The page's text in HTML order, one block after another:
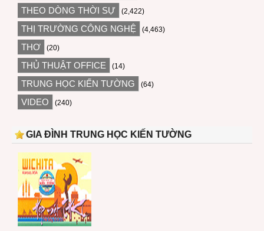
THEO DÒNG THỜI SỰ (2,422)
THỊ TRƯỜNG CÔNG NGHỆ (4,463)
THƠ (20)
THỦ THUẬT OFFICE (14)
TRUNG HỌC KIẾN TƯỜNG (64)
VIDEO (240)
GIA ĐÌNH TRUNG HỌC KIẾN TƯỜNG